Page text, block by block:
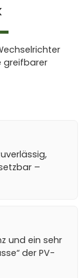
greifbarer
–
und ein sehr
der PV-